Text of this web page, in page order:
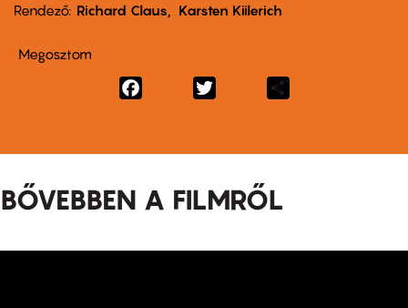
Rendező Richard Claus Karsten Kiilerich
Megosztom
Facebook
BŐVEBBEN A FILMRŐL